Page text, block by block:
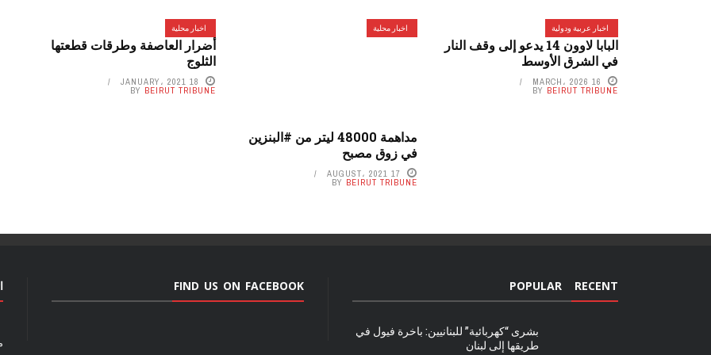
اخبار عربية ودولية
البابا لاوون 14 يدعو إلى وقف النار
في الشرق الأوسط
16 MARCH، 2026
BY BEIRUT TRIBUNE
اخبار محلية
مداهمة 48000 ليتر من #البنزين
في زوق مصبح
17 AUGUST، 2021
BY BEIRUT TRIBUNE
اخبار محلية
أضرار العاصفة وطرقات قطعتها
الثلوج
18 JANUARY، 2021
BY BEIRUT TRIBUNE
RECENT
POPULAR
بشرى “كهربائية” للبنانيين: باخرة فيول في
طريقها إلى لبنان
FIND US ON FACEBOOK